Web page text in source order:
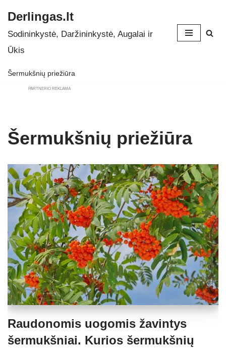
Skip
to
Derlingas.lt
Sodininkystė, Daržininkystė, Augalai ir
Ūkis
Šermukšnių priežiūra
PARTNERIO REKLAMA
Šermukšnių priežiūra
Raudonomis uogomis žavintys
šermukšniai. Kurios šermukšnių